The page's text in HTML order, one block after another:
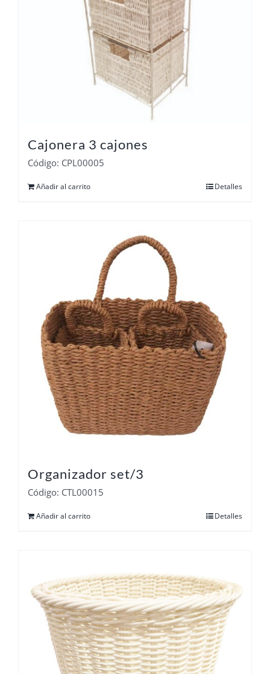
Cajonera 3 cajones
Código: CPL00005
Añadir al carrito Detalles
Organizador set/3
Código: CTL00015
Añadir al carrito Detalles